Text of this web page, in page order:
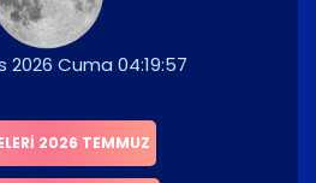
2026 Cuma 04:19:57
2026 TEMMUZ